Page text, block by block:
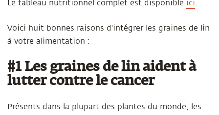
Le tableau nutritionnel complet est disponible ici.
Voici huit bonnes raisons d'intégrer les graines de lin
à votre alimentation :
#1 Les graines de lin aident à
lutter contre le cancer
Présents dans la plupart des plantes du monde, les